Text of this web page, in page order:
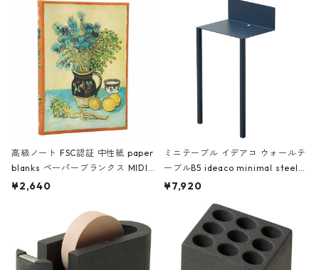
高級ノート FSC認証 中性紙 paper
blanks ペーパーブランクス MIDI
ハードカバー 罫線 ヴァン・ゴッホ
¥2,640
ミニテーブル イデアコ ウォールテ
ーブルB5 ideaco minimal steel f
urniture WALL Table B5 ネイビー
¥7,920